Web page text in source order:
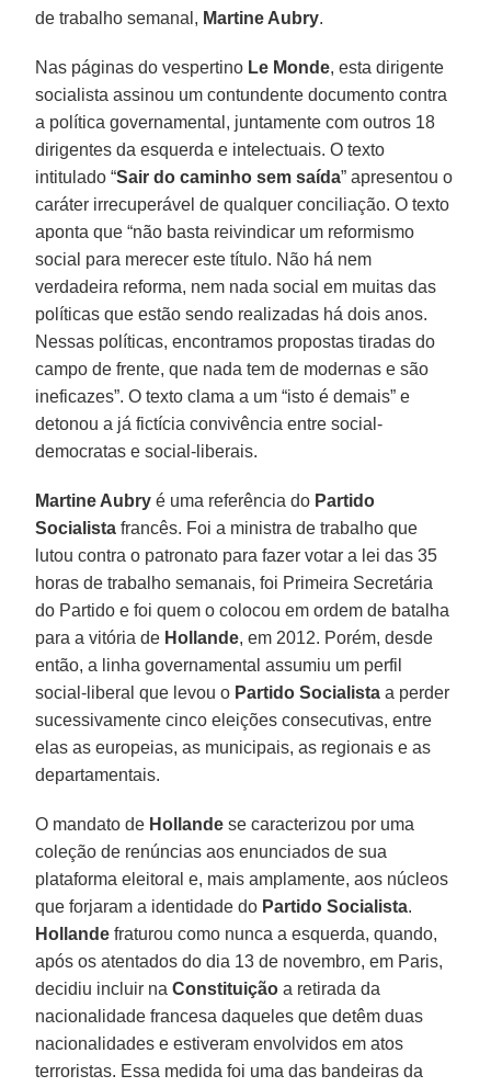
de trabalho semanal, Martine Aubry.
Nas páginas do vespertino Le Monde, esta dirigente
socialista assinou um contundente documento contra
a política governamental, juntamente com outros 18
dirigentes da esquerda e intelectuais. O texto
intitulado “Sair do caminho sem saída” apresentou o
caráter irrecuperável de qualquer conciliação. O texto
aponta que “não basta reivindicar um reformismo
social para merecer este título. Não há nem
verdadeira reforma, nem nada social em muitas das
políticas que estão sendo realizadas há dois anos.
Nessas políticas, encontramos propostas tiradas do
campo de frente, que nada tem de modernas e são
ineficazes”. O texto clama a um “isto é demais” e
detonou a já fictícia convivência entre social-
democratas e social-liberais.
Martine Aubry é uma referência do Partido
Socialista francês. Foi a ministra de trabalho que
lutou contra o patronato para fazer votar a lei das 35
horas de trabalho semanais, foi Primeira Secretária
do Partido e foi quem o colocou em ordem de batalha
para a vitória de Hollande, em 2012. Porém, desde
então, a linha governamental assumiu um perfil
social-liberal que levou o Partido Socialista a perder
sucessivamente cinco eleições consecutivas, entre
elas as europeias, as municipais, as regionais e as
departamentais.
O mandato de Hollande se caracterizou por uma
coleção de renúncias aos enunciados de sua
plataforma eleitoral e, mais amplamente, aos núcleos
que forjaram a identidade do Partido Socialista.
Hollande fraturou como nunca a esquerda, quando,
após os atentados do dia 13 de novembro, em Paris,
decidiu incluir naConstituição a retirada da
nacionalidade francesa daqueles que detêm duas
nacionalidades e estiveram envolvidos em atos
terroristas. Essa medida foi uma das bandeiras da